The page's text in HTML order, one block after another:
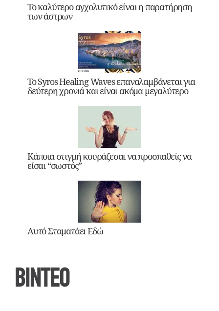
Το καλύτερο αγχολυτικό είναι η παρατήρηση
των άστρων
Το Syros Healing Waves επαναλαμβάνεται για
δεύτερη χρονιά και είναι ακόμα μεγαλύτερο
Κάποια στιγμή κουράζεσαι να προσπαθείς να
είσαι “σωστός”
Αυτό Σταματάει Εδώ
ΒΙΝΤΕΟ